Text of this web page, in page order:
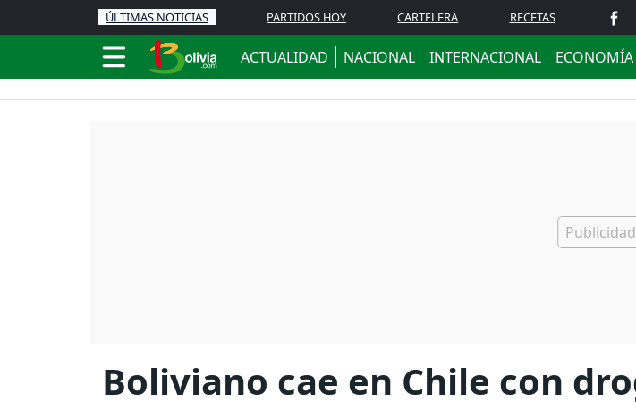
ÚLTIMAS NOTICIAS PARTIDOS HOY CARTELERA RECETAS
ACTUALIDAD NACIONAL INTERNACIONAL ECONOMÍA
Boliviano cae en Chile con